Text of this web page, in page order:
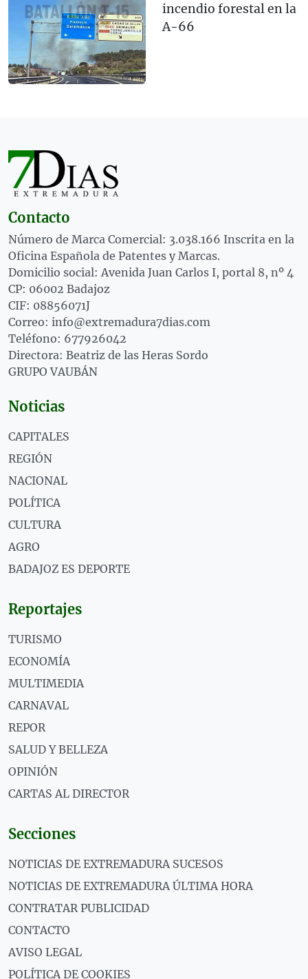
incendio forestal en la
A-66
Contacto
Número de Marca Comercial: 3.038.166 Inscrita en la
Oficina Española de Patentes y Marcas.
Domicilio social: Avenida Juan Carlos I, portal 8, nº 4
CP: 06002 Badajoz
CIF: 08856071J
Correo: info@extremadura7dias.com
Teléfono: 677926042
Directora: Beatriz de las Heras Sordo
GRUPO VAUBÁN
Noticias
CAPITALES
REGIÓN
NACIONAL
POLÍTICA
CULTURA
AGRO
BADAJOZ ES DEPORTE
Reportajes
TURISMO
ECONOMÍA
MULTIMEDIA
CARNAVAL
REPOR
SALUD Y BELLEZA
OPINIÓN
CARTAS AL DIRECTOR
Secciones
NOTICIAS DE EXTREMADURA SUCESOS
NOTICIAS DE EXTREMADURA ÚLTIMA HORA
CONTRATAR PUBLICIDAD
CONTACTO
AVISO LEGAL
POLÍTICA DE COOKIES